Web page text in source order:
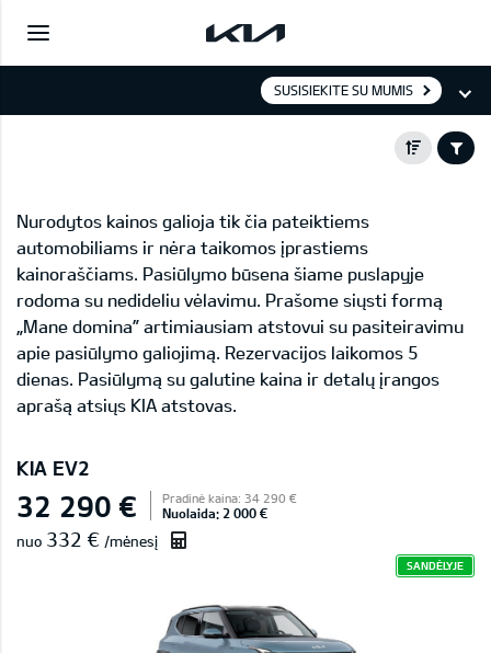
SUSISIEKITE SU MUMIS
Nurodytos kainos galioja tik čia pateiktiems
automobiliams ir nėra taikomos įprastiems
kainoraščiams. Pasiūlymo būsena šiame puslapyje
rodoma su nedideliu vėlavimu. Prašome siųsti formą
„Mane domina” artimiausiam atstovui su pasiteiravimu
apie pasiūlymo galiojimą. Rezervacijos laikomos 5
dienas. Pasiūlymą su galutine kaina ir detalų įrangos
aprašą atsiųs KIA atstovas.
KIA EV2
32 290 € Pradinė kaina: 34 290 €
Nuolaida: 2 000 €
nuo 332 € /mėnesį
SANDĖLYJE